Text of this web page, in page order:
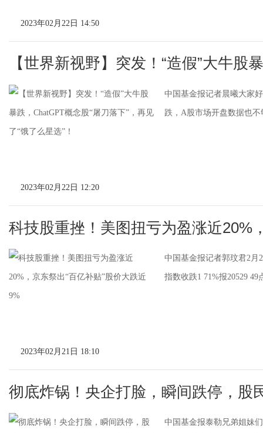
2023年02月22日 14:50
【世界新视野】突发！“造假”大牛股
中国基金报记者晨曦大家
跌，A股市场开盘数据也
2023年02月22日 12:20
科技股重挫！美图扭亏为盈涨近20%
中国基金报记者郭玟君2月
指数收跌1 71%报20529
2023年02月21日 18:10
彻底炸锅！央企打脸，瞬间跌停，股
中国基金报泰勒兄弟姐妹